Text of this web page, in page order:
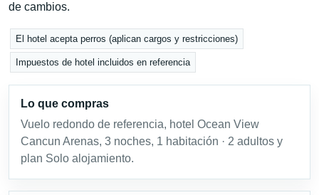
de cambios.
El hotel acepta perros (aplican cargos y restricciones)
Impuestos de hotel incluidos en referencia
Lo que compras
Vuelo redondo de referencia, hotel Ocean View
Cancun Arenas, 3 noches, 1 habitación · 2 adultos y
plan Solo alojamiento.